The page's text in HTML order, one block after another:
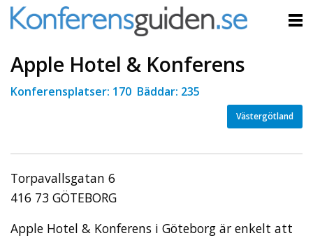
Apple Hotel & Konferens
Konferensplatser: 170 Bäddar: 235
Västergötland
Torpavallsgatan 6
416 73 GÖTEBORG
Apple Hotel & Konferens i Göteborg är enkelt att